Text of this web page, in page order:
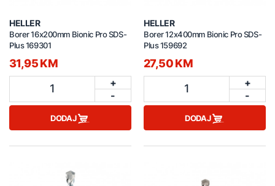
HELLER
Borer 16x200mm Bionic Pro SDS-
Plus 169301
31,95 KM
1
+
-
DODAJ
HELLER
Borer 12x400mm Bionic Pro SDS-
Plus 159692
27,50 KM
1
+
-
DODAJ